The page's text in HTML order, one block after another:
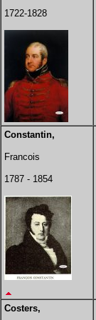
1722-1828
Constantin,
Francois
1787 - 1854
Costers,